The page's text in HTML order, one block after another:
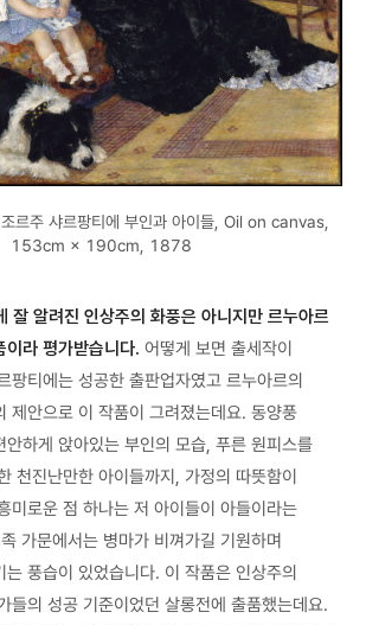
르주 샤르팡티에 부인과 아이들, Oil on canvas,
153cm × 190cm, 1878
잘 알려진 인상주의 화풍은 아니지만 르누아르
이라 평가받습니다. 어떻게 보면 출세작이
팡티에는 성공한 출판업자였고 르누아르의
제안으로 이 작품이 그려졌는데요. 동양풍
안하게 앉아있는 부인의 모습, 푸른 원피스를
천진난만한 아이들까지, 가정의 따뜻함이
미로운 점 하나는 저 아이들이 아들이라는
가문에서는 병마가 비껴가길 기원하며
는 풍습이 있었습니다. 이 작품은 인상주의
들의 성공 기준이었던 살롱전에 출품했는데요.